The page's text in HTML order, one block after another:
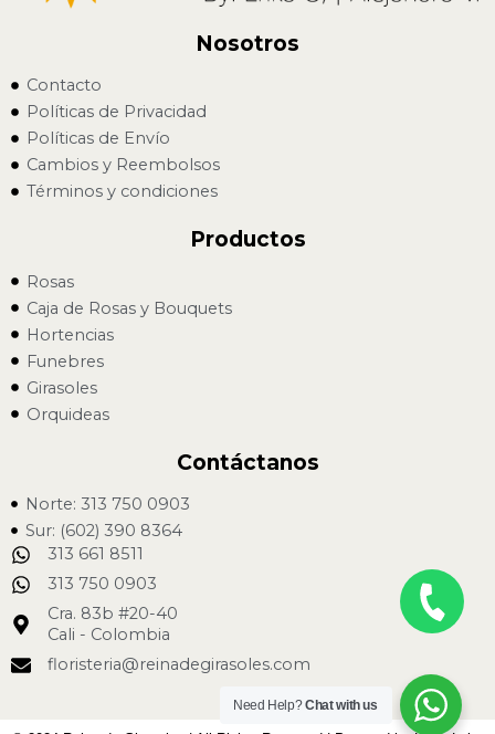
Nosotros
Contacto
Políticas de Privacidad
Políticas de Envío
Cambios y Reembolsos
Términos y condiciones
Productos
Rosas
Caja de Rosas y Bouquets
Hortencias
Funebres
Girasoles
Orquideas
Contáctanos
Norte: 313 750 0903
Sur: (602) 390 8364
313 661 8511
313 750 0903
Cra. 83b #20-40
Cali - Colombia
floristeria@reinadegirasoles.com
Need Help?Chat with us